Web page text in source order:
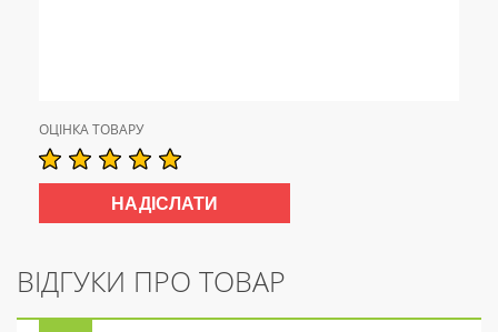
ОЦІНКА ТОВАРУ
ВІДГУКИ ПРО ТОВАР